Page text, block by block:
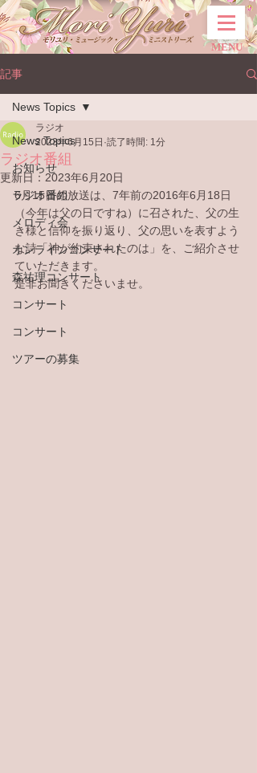
MENU
記事
News Topics
お知らせ
ラジオ番組
メロディ会
オンラインコンサート
森祐理コンサート
コンサート
コンサート
ツアーの募集
News Topics
ラジオ番組
ラジオ
2023年6月15日 読了時間: 1分
更新日： 2023年6月20日
6月15日の放送は、7年前の2016年6月18日
（今年は父の日ですね）に召された、父の生
き様と信仰を振り返り、父の思いを表すよう
な詩「神が約束されたのは」を、ご紹介させ
ていただきます。
是非お聞きくださいませ。